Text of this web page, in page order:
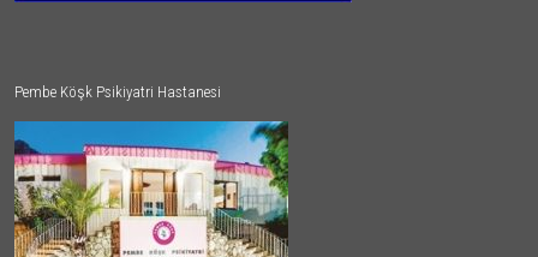
Pembe Köşk Psikiyatri Hastanesi